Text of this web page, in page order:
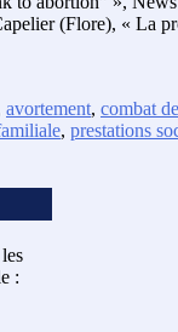
(Flore), « La
avortement, combat
, prestations
: